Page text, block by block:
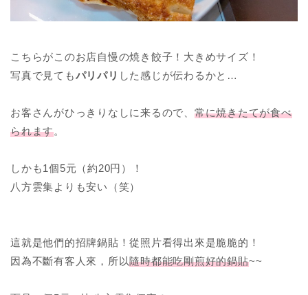
こちらがこのお店自慢の焼き餃子！大きめサイズ！
写真で見てもパリパリ した感じが伝わるかと…
お客さんがひっきりなしに来るので、 常に焼きたてが食べ
られます。
しかも1個5元（約20円）！
八方雲集よりも安い（笑）
這就是他們的招牌鍋貼！從照片看得出來是脆脆的！
因為不斷有客人來，所以隨時都能吃剛煎好的鍋貼~~